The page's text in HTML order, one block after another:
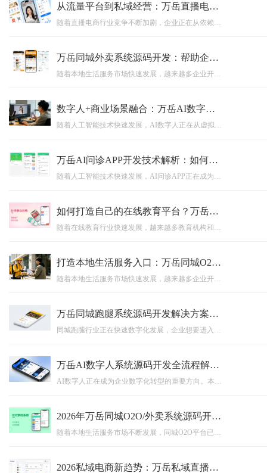
从流量平台到私域经营：万岳直播电商系统源码正在成为企业新选择
万岳同城外卖系统源码开发：帮助企业快速搭建专属外卖运营平台
数字人+商业场景融合：万岳AI数字人系统源码如何帮助企业提升运营效率？
万岳AI问诊APP开发技术解析：如何打造智能医疗服务平台？
如何打造自己的在线教育平台？万岳教育培训系统源码商业模式解析
打造本地生活服务入口：万岳同城O2O系统开发助力企业布局同城市场
万岳同城跑腿系统源码开发解决方案：支持APP、小程序、多端运营的平台搭建模式
万岳AI数字人系统源码开发全流程解析：打造企业24小时智能员工的新方案
2026年万岳同城O2O/外卖系统源码开发趋势：如何打造本地生活服务平台？
2026私域电商新趋势：万岳私域直播系统源码如何助力企业搭建自主销售平台？